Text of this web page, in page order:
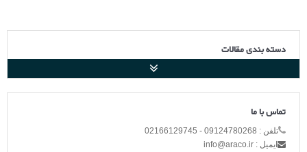
دسته بندی مقالات
تماس با ما
تلفن : 09124780268 - 02166129745
ایمیل : info@araco.ir